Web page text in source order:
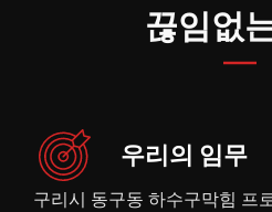
끊임없
우리의 임무
구리시 동구동 하수구막힘 프